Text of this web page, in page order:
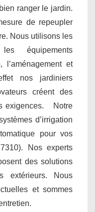
ranger le jardin.
de repeupler
Nous utilisons les
équipements
l’aménagement et
nos jardiniers
créent des
exigences. Notre
d’irrigation
pour vos
Nos experts
des solutions
extérieurs. Nous
et sommes